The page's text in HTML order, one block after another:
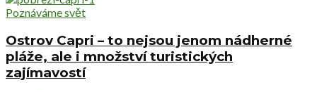
Poznáváme svět
Ostrov Capri – to nejsou jenom nádherné
pláže, ale i množství turistických
zajímavostí